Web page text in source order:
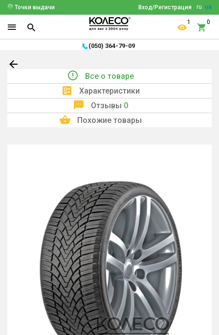
ru ua
Вход/Регистрация
Точки выдачи
1 0
(050) 364-79-09
Все о товаре
Характеристики
Отзывы 0
Похожие товары